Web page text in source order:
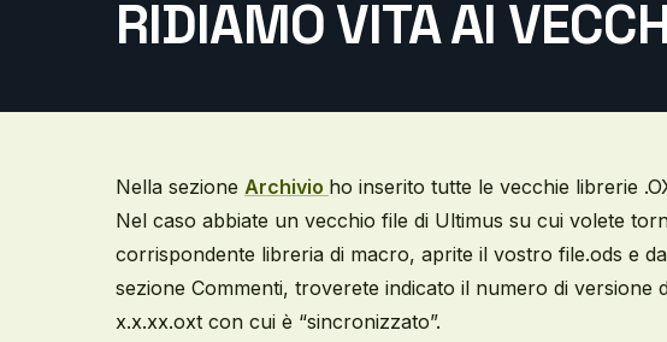
RIDIAMO VITA AI
Nella sezione Archivio ho inserito tutte le vecchie librerie
Nel caso abbiate un vecchio file di Ultimus su cui volete
corrispondente libreria di macro, aprite il vostro file.ods e
sezione Commenti, troverete indicato il numero di versione
x.x.xx.oxt con cui è “sincronizzato”.